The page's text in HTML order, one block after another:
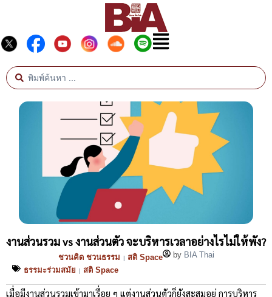
งานส่วนรวม vs งานส่วนตัว จะบริหารเวลาอย่างไรไม่ให้พัง?
ชวนคิด ชวนธรรม | สติ Space by BIA Thai
ธรรมะร่วมสมัย
| สติ Space
เมื่อมีงานส่วนรวมเข้ามาเรื่อย ๆ แต่งานส่วนตัวก็ยังสะสมอยู่ การบริหาร